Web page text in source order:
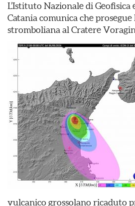
L’Istituto Nazionale di
Catania comunica che prosegue
stromboliana al Cratere
vulcanico grossolano ricaduto